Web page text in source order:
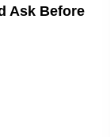
Ask Before